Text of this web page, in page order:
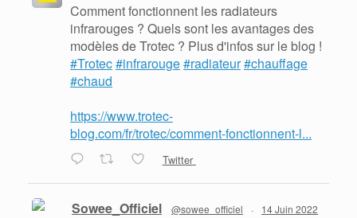
Comment fonctionnent les radiateurs
infrarouges ? Quels sont les avantages des
modèles de Trotec ? Plus d'infos sur le blog !
#Trotec#infrarouge#radiateur#chauffage
#chaud
https://www.trotec-
blog.com/fr/trotec/comment-fonctionnent-l...
Twitter
Sowee_Officiel @sowee_officiel · 14 Juin 2022